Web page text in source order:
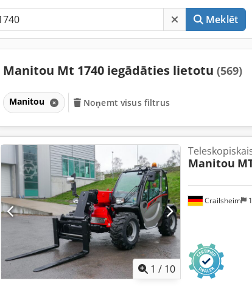
Meklēt
Manitou Mt 1740 iegādāties lietotu (569)
Manitou Noņemt visus filtrus
1 / 10
Crailsheim
Manitou